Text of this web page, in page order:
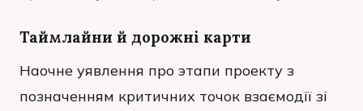
Таймлайни й дорожні карти
Наочне уявлення про этапи проекту з
позначенням критичних точок взаємодії зі